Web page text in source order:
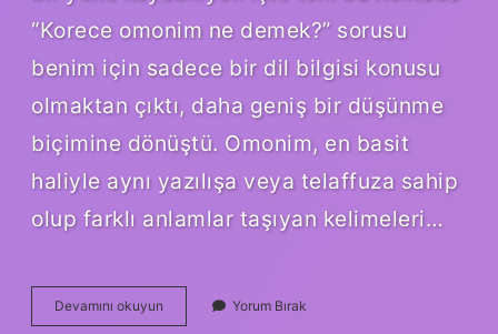
“Korece omonim ne demek?” sorusu
benim için sadece bir dil bilgisi konusu
olmaktan çıktı, daha geniş bir düşünme
biçimine dönüştü. Omonim, en basit
haliyle aynı yazılışa veya telaffuza sahip
olup farklı anlamlar taşıyan kelimeleri…
Devamını okuyun
omonim
Yorum Bırak